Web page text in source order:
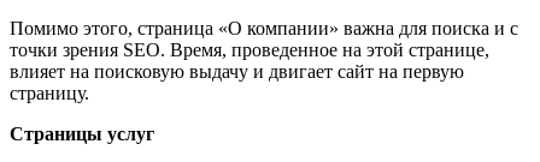
Помимо этого, страница «О компании» важна для поиска и с
точки зрения SEO. Время, проведенное на этой странице,
влияет на поисковую выдачу и двигает сайт на первую
страницу.
Страницы услуг